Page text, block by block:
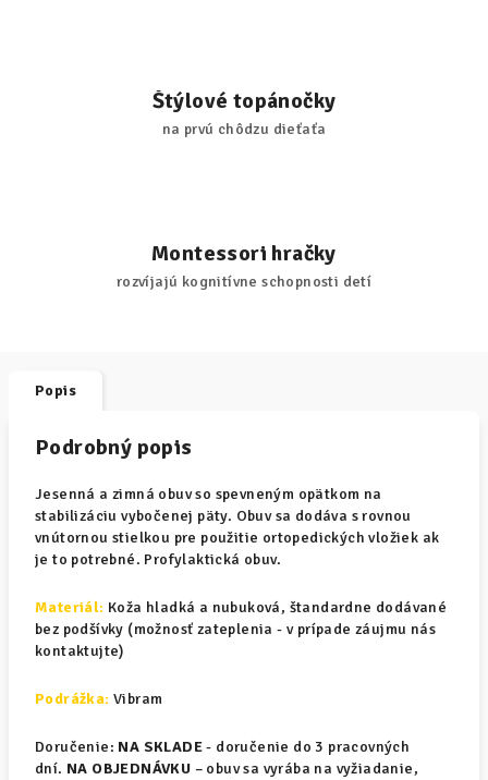
Štýlové topánočky
na prvú chôdzu dieťaťa
Montessori hračky
rozvíjajú kognitívne schopnosti detí
Popis
Podrobný popis
Jesenná a zimná obuv so spevneným opätkom na
stabilizáciu vybočenej päty. Obuv sa dodáva s rovnou
vnútornou stielkou pre použitie ortopedických vložiek ak
je to potrebné. Profylaktická obuv.
Materiál: Koža hladká a nubuková, štandardne dodávané
bez podšívky (možnosť zateplenia - v prípade záujmu nás
kontaktujte)
Podrážka: Vibram
Doručenie: NA SKLADE- doručenie do 3 pracovných
dní. NA OBJEDNÁVKU – obuv sa vyrába na vyžiadanie,